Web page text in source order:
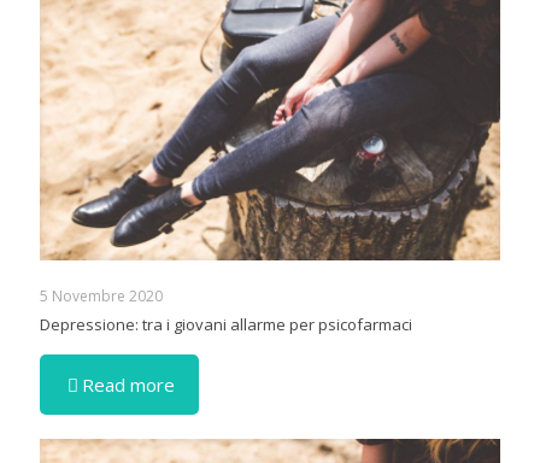
5 Novembre 2020
Depressione: tra i giovani allarme per psicofarmaci
Read more